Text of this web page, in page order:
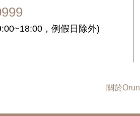
，例假日除外)
關於